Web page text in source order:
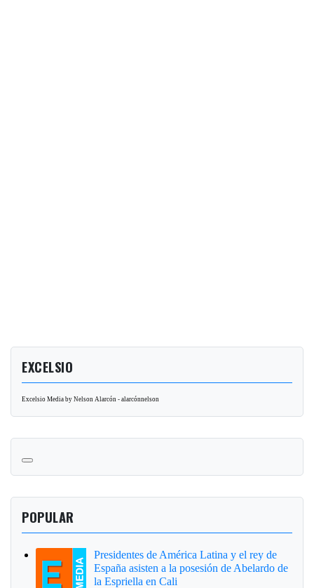
EXCELSIO
Excelsio Media by Nelson Alarcón - alarcónnelson
POPULAR
Presidentes de América Latina y el rey de
España asisten a la posesión de Abelardo de
la Espriella en Cali